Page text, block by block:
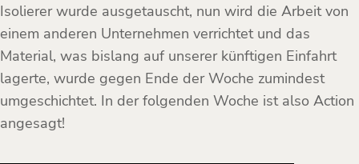
Isolierer wurde ausgetauscht, nun wird die Arbeit von
einem anderen Unternehmen verrichtet und das
Material, was bislang auf unserer künftigen Einfahrt
lagerte, wurde gegen Ende der Woche zumindest
umgeschichtet. In der folgenden Woche ist also Action
angesagt!